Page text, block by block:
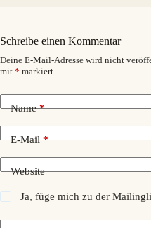
Schreibe einen Kommentar
Deine E-Mail-Adresse wird nicht
mit * markiert
Name*
E-Mail*
Website
Ja, füge mich zu der